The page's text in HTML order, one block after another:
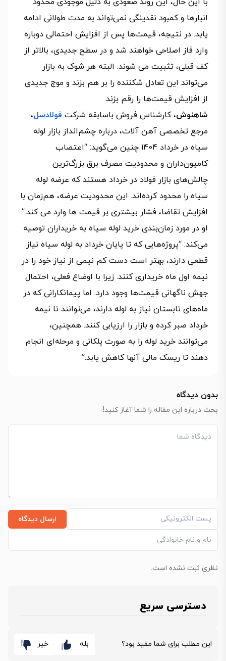
انبارها و کمبود نقدینگی نمی‌تواند به مدت طولانی ادامه
یابد. در نتیجه، قیمت‌ها پس از افزایش احتمالی دوباره
وارد فاز اصلاحی خواهند شد و در سطح جدیدی، بالاتر از
کف قبلی، تثبیت می شوند. البته هر شوک به بازار
می‌تواند این تعادل شکننده را بر هم بزند و موج جدیدی
از افزایش قیمت‌ها را رقم بزند.
شاهنوش، کارشناس فروش باسابقه شرکت فولادسل،
مرجع تخصصی آهن آلات، درباره چشم‌انداز بازار لوله
سیاه در خرداد 1404 چنین می‌گوید: “اعتصاب
کامیون‌داران و محدودیت مصرف برق بزرگ‌ترین
چالش‌های بازار فولاد در خرداد هستند که عرضه لوله
سیاه را محدود کرده‌اند. این محدودیت عرضه، هم‌زمان با
افزایش تقاضا، فشار بیشتری بر قیمت ها وارد می کند.”
او در مورد زمان‌بندی خرید لوله سیاه به خریداران توصیه
می‌کند: “پروژه‌هایی که تا پایان خرداد به لوله سیاه نیاز
قطعی دارند، بهتر است دست کم نیمی از نیاز خود را در
نیمه اول ماه خریداری کنند. زیرا با اوضاع فعلی، احتمال
جهش ناگهانی قیمت‌ها وجود دارد. اما پیمانکارانی که در
ماه‌های تابستان نیاز به لوله دارند، می‌توانند تا نیمه
خرداد صبر کرده و بازار را ارزیابی کنند. همچنین،
می‌توانند خرید لوله را به صورت پلکانی و مرحله‌ای انجام
دهند تا ریسک مالی آنها کاهش یابد.”
بدون دیدگاه
بحث درباره این مقاله را شما آغاز کنید!
ارسال دیدگاه
نظری ثبت نشده است.
دسترسی سریع
این مطلب برای شما مفید بود؟ بله خیر